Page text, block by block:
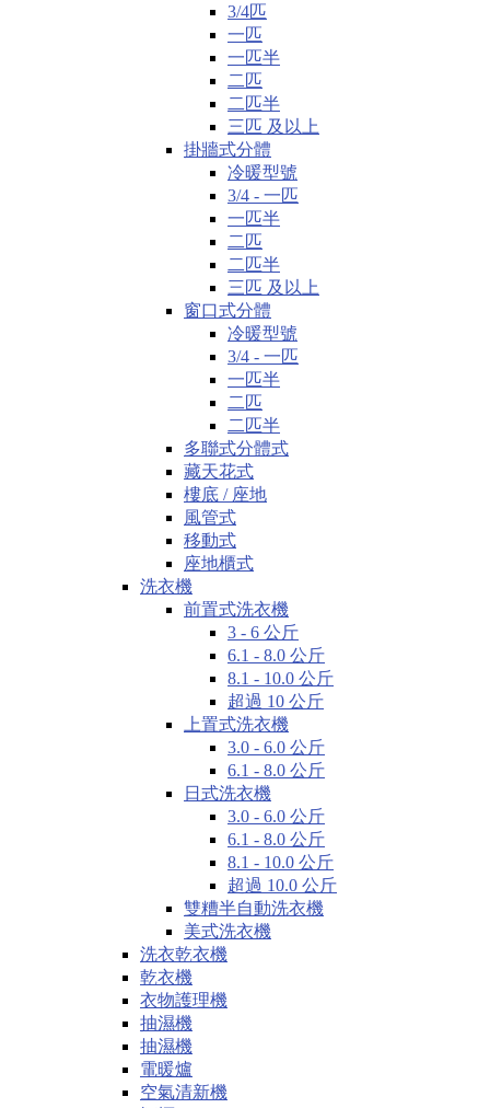
3/4匹
一匹
一匹半
二匹
二匹半
三匹 及以上
掛牆式分體
冷暖型號
3/4 - 一匹
一匹半
二匹
二匹半
三匹 及以上
窗口式分體
冷暖型號
3/4 - 一匹
一匹半
二匹
二匹半
多聯式分體式
藏天花式
樓底 / 座地
風管式
移動式
座地櫃式
洗衣機
前置式洗衣機
3 - 6 公斤
6.1 - 8.0 公斤
8.1 - 10.0 公斤
超過 10 公斤
上置式洗衣機
3.0 - 6.0 公斤
6.1 - 8.0 公斤
日式洗衣機
3.0 - 6.0 公斤
6.1 - 8.0 公斤
8.1 - 10.0 公斤
超過 10.0 公斤
雙糟半自動洗衣機
美式洗衣機
洗衣乾衣機
乾衣機
衣物護理機
抽濕機
抽濕機
電暖爐
空氣清新機